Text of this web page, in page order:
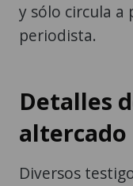
y sólo circula a
periodista.
Detalles
altercado
Diversos